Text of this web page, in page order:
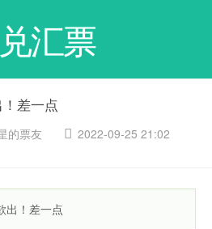
汇票
差一点
的票友
2022-09-25 21:02
出！差一点